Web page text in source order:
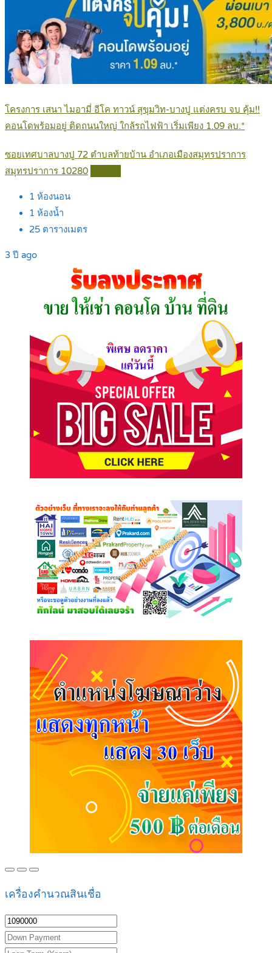
โครงการ เสนา ไมอามี่ อีโค ทาวน์ สุขุมวิท-บางปู แต่งครบ จบ คุ้ม!!
คอนโดพร้อมอยู่ ติดถนนใหญ่ ใกล้รถไฟฟ้า เริ่มเพียง 1.09 ลบ.*
ซอยเทศบาลบางปู 72 ตำบลท้ายบ้าน อำเภอเมืองสมุทรปราการ
สมุทรปราการ 10280
1 ห้องนอน
1 ห้องน้ำ
25 ตารางเมตร
3 ปี ago
เครื่องคำนวณสินเชื่อ